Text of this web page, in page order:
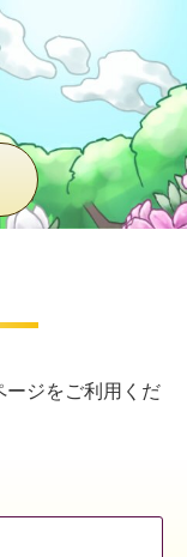
ージをご利用くだ